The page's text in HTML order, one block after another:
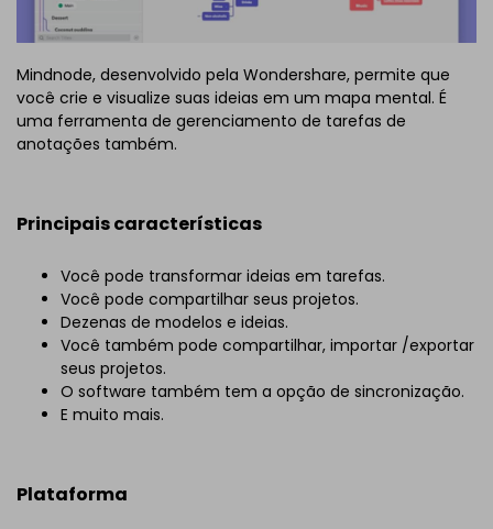
Mindnode, desenvolvido pela Wondershare, permite que
você crie e visualize suas ideias em um mapa mental. É
uma ferramenta de gerenciamento de tarefas de
anotações também.
Principais características
Você pode transformar ideias em tarefas.
Você pode compartilhar seus projetos.
Dezenas de modelos e ideias.
Você também pode compartilhar, importar /exportar
seus projetos.
O software também tem a opção de sincronização.
E muito mais.
Plataforma